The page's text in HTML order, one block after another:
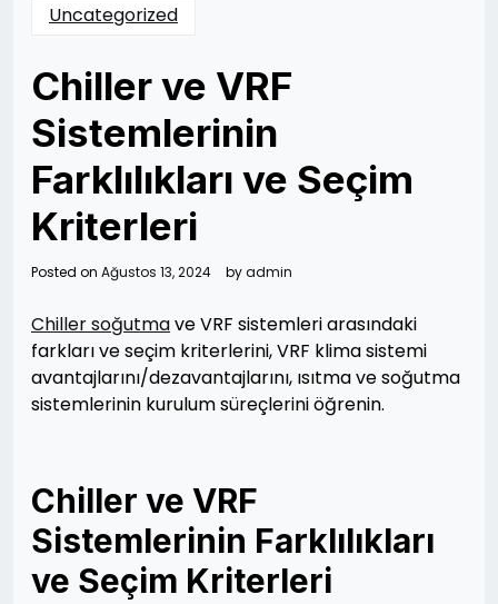
Uncategorized
Chiller ve VRF
Sistemlerinin
Farklılıkları ve Seçim
Kriterleri
Posted on Ağustos 13, 2024 byadmin
Chiller soğutmave VRF sistemleri arasındaki
farkları ve seçim kriterlerini, VRF klima sistemi
avantajlarını/dezavantajlarını, ısıtma ve soğutma
sistemlerinin kurulum süreçlerini öğrenin.
Chiller ve VRF
Sistemlerinin Farklılıkları
ve Seçim Kriterleri